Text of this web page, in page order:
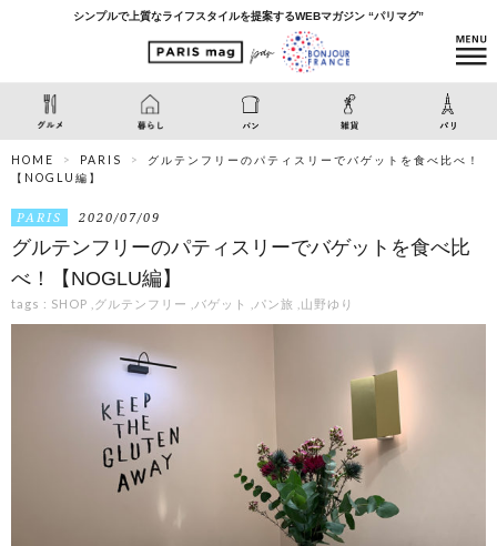
シンプルで上質なライフスタイルを提案するWEBマガジン “パリマグ”
HOME PARIS
グルテンフリーのパティスリーでバゲットを食べ比べ！
【NOGLU編】
PARIS 2020/07/09
グルテンフリーのパティスリーでバゲットを食べ比
べ！【NOGLU編】
tags : SHOP グルテンフリー バゲット パン旅 山野ゆり